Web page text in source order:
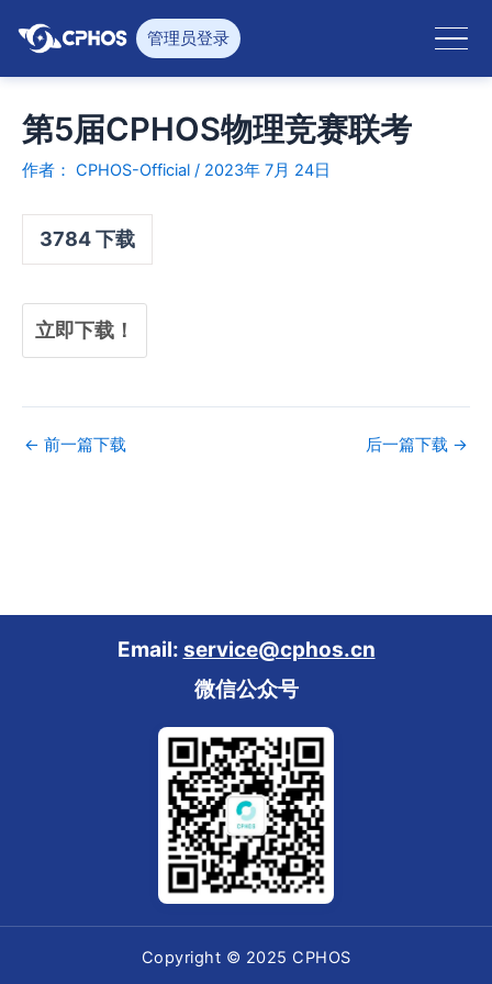
管理员登录
第5届CPHOS物理竞赛联考
作者： CPHOS-Official / 2023年 7月 24日
3784下载
立即下载！
← 前一篇下载 后一篇下载 →
Email: service@cphos.cn
微信公众号
Copyright © 2025 CPHOS